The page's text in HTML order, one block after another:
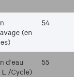
(en
54
d'eau
L /Cycle)
55